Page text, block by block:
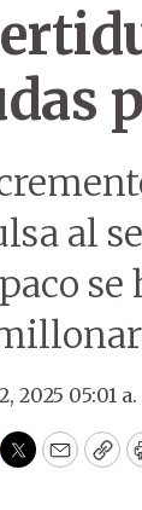
al
2025 05:01 a.
Twitter
Email